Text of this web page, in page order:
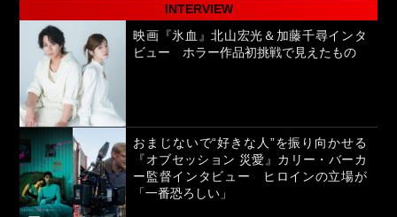
INTERVIEW
映画『氷血』北山宏光＆加藤千尋インタ
ビュー ホラー作品初挑戦で見えたもの
おまじないで“好きな人”を振り向かせる
『オブセッション 災愛』カリー・バーカ
ー監督インタビュー ヒロインの立場が
「一番恐ろしい」